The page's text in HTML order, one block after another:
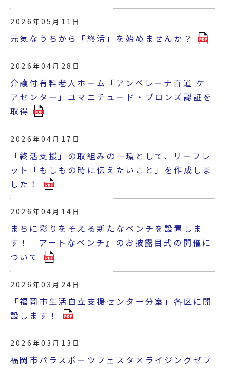
2026年05月11日
元気なうちから「終活」を始めませんか？
2026年04月28日
介護付有料老人ホーム「アンペレーナ百道 ケ
アセンター」ユマニチュード・ブロンズ認証を
取得
2026年04月17日
「終活支援」の取組みの一環として、リーフレ
ット「もしもの時に伝えたいこと」を作成しま
した！
2026年04月14日
まちに彩りをそえる新たなベンチを設置しま
す！『アートなベンチ』のお披露目式の開催に
ついて
2026年03月24日
「福岡市生活自立支援センター分室」各区に開
設します！
2026年03月13日
福岡市パラスポーツフェスタ×ライジングゼフ